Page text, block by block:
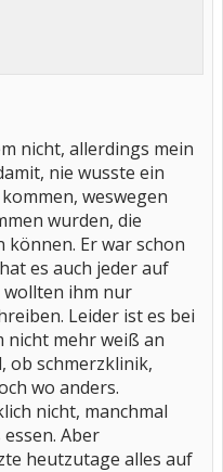
nicht, allerdings mein
nie wusste ein
weswegen
wurden, die
Er war schon
es auch jeder auf
wollten ihm nur
Leider ist es bei
nicht mehr weiß an
ob schmerzklinik,
wo anders.
nicht, manchmal
Aber
heutzutage alles auf